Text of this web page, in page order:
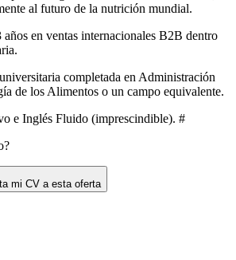
al futuro de la nutrición mundial.
en ventas internacionales B2B dentro
completada en Administración
de los Alimentos o un campo equivalente.
e Inglés Fluido (imprescindible). #
mi CV a esta oferta